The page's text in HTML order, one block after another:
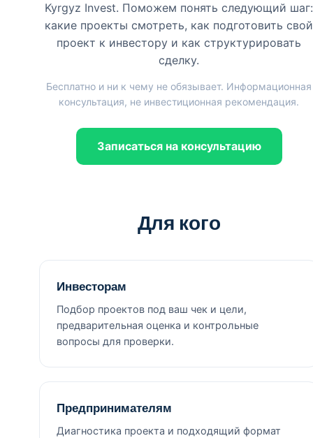
Kyrgyz Invest. Поможем понять следующий шаг:
какие проекты смотреть, как подготовить свой
проект к инвестору и как структурировать
сделку.
Бесплатно и ни к чему не обязывает. Информационная
консультация, не инвестиционная рекомендация.
Записаться на консультацию
Для кого
Инвесторам
Подбор проектов под ваш чек и цели,
предварительная оценка и контрольные
вопросы для проверки.
Предпринимателям
Диагностика проекта и подходящий формат